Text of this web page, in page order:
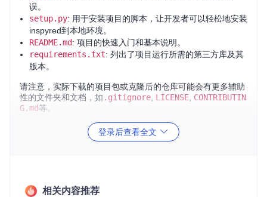
误。
setup.py: 用于安装项目的脚本，让开发者可以轻松地安装
inspyred到本地环境。
README.md: 项目的快速入门和基本说明。
requirements.txt: 列出了项目运行所需的第三方库及其
版本。
请注意，实际下载的项目包或克隆后的仓库可能会有更多辅助
性的文件夹和文档，如 .gitignore LICENSE CONTRIBUTIN
G.md等。
2. 项目的启动文件介绍登录后查看全文
相关内容推荐